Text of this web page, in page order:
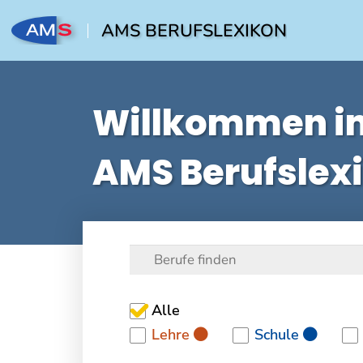
AMS BERUFSLEXIKON
Willkommen
AMS
Alle
Lehre
Schule